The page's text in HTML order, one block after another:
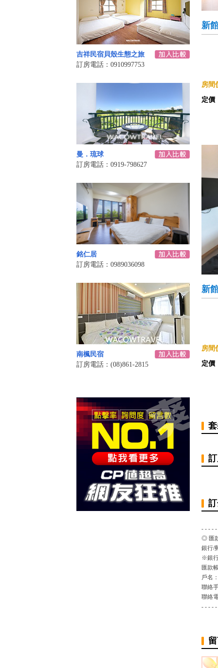
吉祥民宿貝殼生態之旅
訂房電話：0910997753
曼．琉球
訂房電話：0919-798627
銘仁居
訂房電話：0989036098
南楓民宿
訂房電話：(08)861-2815
新
房間
定價
新
房間
定價
- - - -
◎ 匯
銀行/
※銀
匯款
戶名
聯絡
聯絡
- - - -